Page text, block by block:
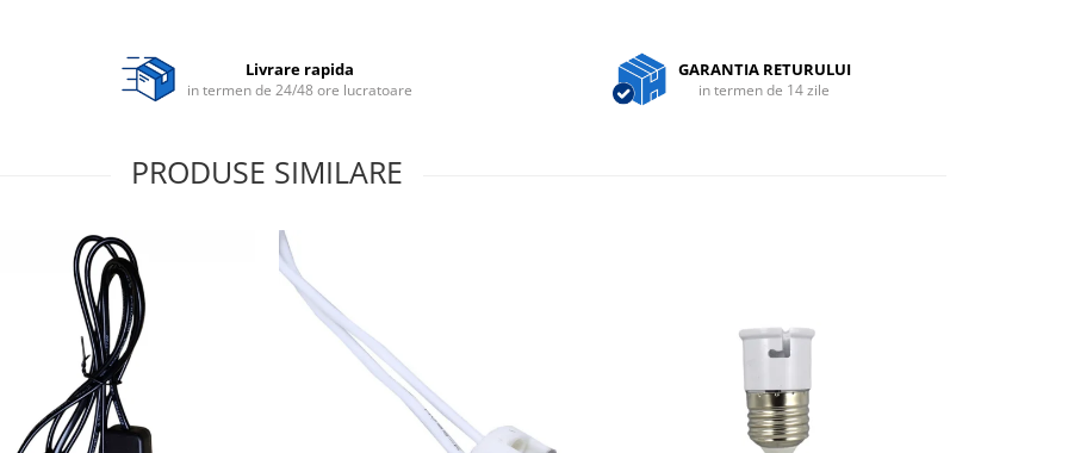
Livrare rapida
in termen de 24/48 ore lucratoare
GARANTIA RETURULUI
in termen de 14 zile
PRODUSE SIMILARE